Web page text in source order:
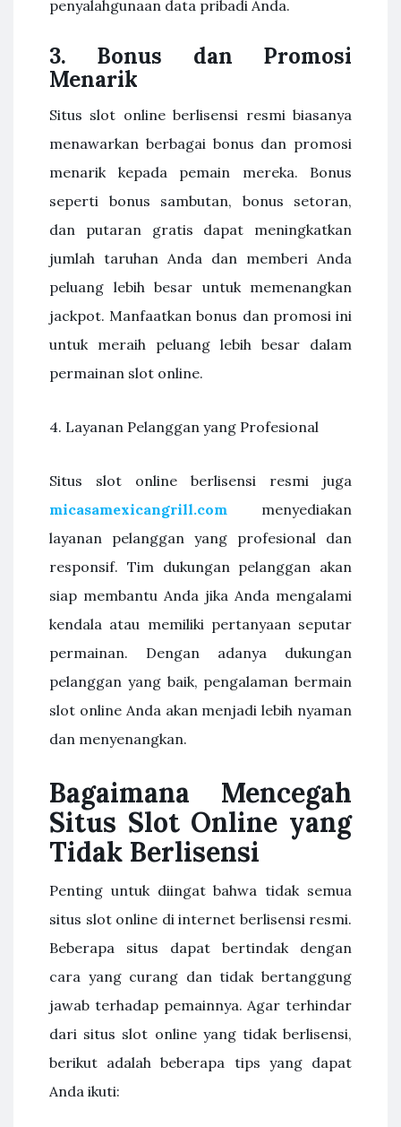
penyalahgunaan data pribadi Anda.
3. Bonus dan Promosi
Menarik
Situs slot online berlisensi resmi biasanya
menawarkan berbagai bonus dan promosi
menarik kepada pemain mereka. Bonus
seperti bonus sambutan, bonus setoran,
dan putaran gratis dapat meningkatkan
jumlah taruhan Anda dan memberi Anda
peluang lebih besar untuk memenangkan
jackpot. Manfaatkan bonus dan promosi ini
untuk meraih peluang lebih besar dalam
permainan slot online.
4. Layanan Pelanggan yang Profesional
Situs slot online berlisensi resmi juga
micasamexicangrill.com menyediakan
layanan pelanggan yang profesional dan
responsif. Tim dukungan pelanggan akan
siap membantu Anda jika Anda mengalami
kendala atau memiliki pertanyaan seputar
permainan. Dengan adanya dukungan
pelanggan yang baik, pengalaman bermain
slot online Anda akan menjadi lebih nyaman
dan menyenangkan.
Bagaimana Mencegah
Situs Slot Online yang
Tidak Berlisensi
Penting untuk diingat bahwa tidak semua
situs slot online di internet berlisensi resmi.
Beberapa situs dapat bertindak dengan
cara yang curang dan tidak bertanggung
jawab terhadap pemainnya. Agar terhindar
dari situs slot online yang tidak berlisensi,
berikut adalah beberapa tips yang dapat
Anda ikuti: